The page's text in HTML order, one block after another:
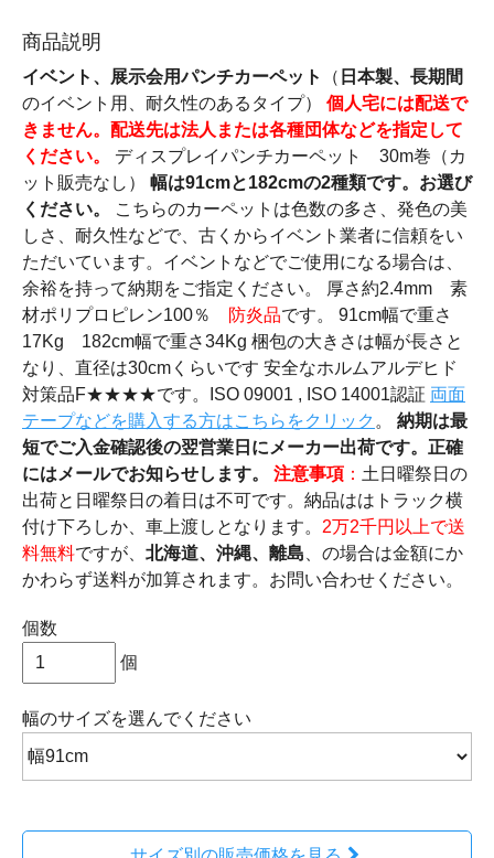
商品説明
イベント、展示会用パンチカーペット （ 日本製、長期間
のイベント用、耐久性のあるタイプ） 個人宅には配送で
きません。配送先は法人または各種団体などを指定して
ください。
ディスプレイパンチカーペット 30m巻（カ
ット販売なし） 幅は91cmと182cmの2種類です。お選び
ください。
こちらのカーペットは色数の多さ、発色の美
しさ、耐久性などで、古くからイベント業者に信頼をい
ただいています。イベントなどでご使用になる場合は、
余裕を持って納期をご指定ください。 厚さ約2.4mm 素
材ポリプロピレン100％
防炎品です。 91cm幅で重さ
17Kg 182cm幅で重さ34Kg 梱包の大きさは幅が長さと
なり、直径は30cmくらいです 安全なホルムアルデヒド
対策品F★★★★です。ISO 09001 , ISO 14001認証 両面
テープなどを購入する方はこちらをクリック 。 納期は最
短でご入金確認後の翌営業日にメーカー出荷です。正確
にはメールでお知らせします。
注意事項 ： 土日曜祭日の
出荷と日曜祭日の着日は不可です。納品ははトラック横
付け下ろしか、車上渡しとなります。 2万2千円以上で送
料無料ですが、 北海道、沖縄、離島 、の場合は金額にか
かわらず送料が加算されます。お問い合わせください。
個数
個
幅のサイズを選んでください